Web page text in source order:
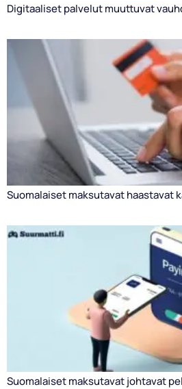
Digitaaliset palvelut muuttuvat
Suomalaiset maksutavat haastavat
Suomalaiset maksutavat johtavat